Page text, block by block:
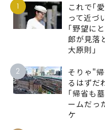
1
これで｢
って近づ
｢野望に
郎が見落
大原則｣
2
そりゃ"
るはずだ
｢帰省も
ームだっ
ケ